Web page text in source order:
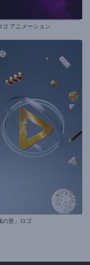
ゴ アニメーション
の形」ロゴ